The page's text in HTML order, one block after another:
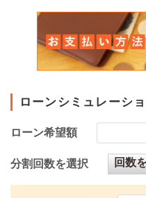
ローンシミュレーシ
ローン希望額
分割回数を選択